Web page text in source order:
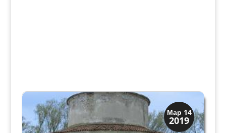
Мар 14
2019
Венецианская
Верона